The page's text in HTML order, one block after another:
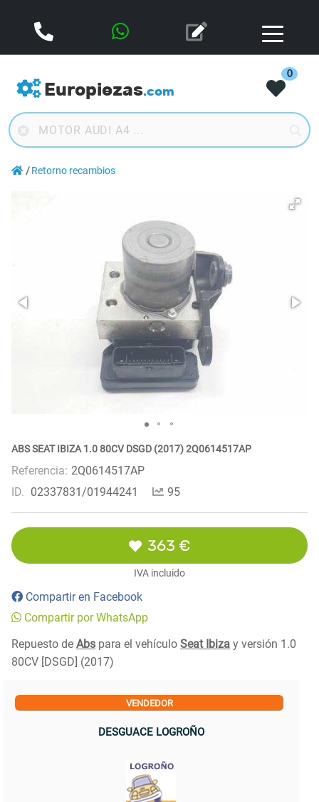
Europiezas.com
0
Retorno recambios
ABS SEAT IBIZA 1.0 80CV DSGD (2017) 2Q0614517AP
Referencia: 2Q0614517AP
ID. 02337831/01944241 95
363 €
IVA incluido
Compartir en Facebook
Compartir por WhatsApp
Repuesto de Abs para el vehículo Seat Ibiza y versión 1.0
80CV [DSGD] (2017)
VENDEDOR
DESGUACE LOGROÑO